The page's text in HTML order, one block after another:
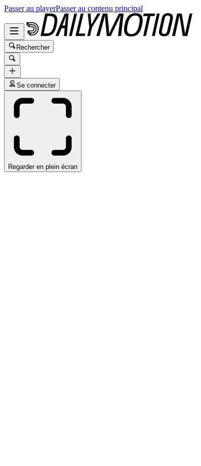
Passer au playerPasser au contenu principal
Rechercher
Se connecter
Regarder en plein écran